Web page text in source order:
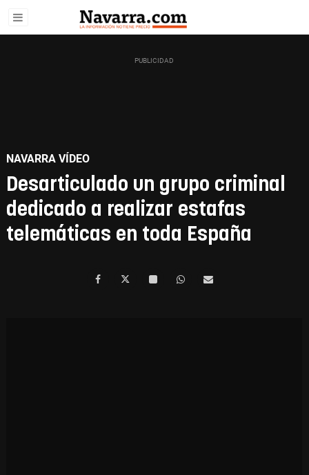
NAVARRA VÍDEO
Desarticulado un grupo criminal
dedicado a realizar estafas
telemáticas en toda España